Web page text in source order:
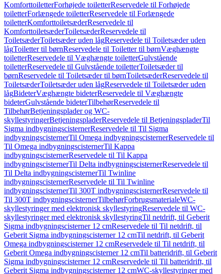
KomforttoiletterForhøjede toiletterReservedele til Forhøjede
toiletterForlængede toiletterReservedele til Forlængede
toiletterKomforttoiletsæderReservedele til
KomforttoiletsæderToiletsæderReservedele til
ToiletsæderToiletsæder uden lågReservedele til Toiletsæder uden
lågToiletter til børnReservedele til Toiletter til børnVæghængte
toiletterReservedele til Væghængte toiletterGulvstående
toiletterReservedele til Gulvstående toiletterToiletsæder til
børnReservedele til Toiletsæder til børnToiletsæderReservedele til
ToiletsæderToiletsæder uden lågReservedele til Toiletsæder uden
lågBideterVæghængte bideterReservedele til Væghængte
bideterGulvstående bideterTilbehørReservedele til
TilbehørBetjeningsplader og WC-
skyllestyringerBetjeningspladerReservedele til BetjeningspladerTil
Sigma indbygningscisternerReservedele til Til Sigma
indbygningscisternerTil Omega indbygningscisternerReservedele til
Til Omega indbygningscisternerTil Kappa
indbygningscisternerReservedele til Til Kappa
indbygningscisternerTil Delta indbygningscisternerReservedele til
Til Delta indbygningscisternerTil Twinline
indbygningscisternerReservedele til Til Twinline
indbygningscisternerTil 300T indbygningscisternerReservedele til
Til 300T indbygningscisternerTilbehørForbrugsmaterialeWC-
skyllestyringer med elektronisk skyllestyringReservedele til WC-
skyllestyringer med elektronisk skyllestyringTil netdrift, til Geberit
Sigma indbygningscisterner 12 cmReservedele til Til netdrift, til
Geberit Sigma indbygningscisterner 12 cmTil netdrift, til Geberit
Omega indbygningscisterner 12 cmReservedele til Til netdrift, til
Geberit Omega indbygningscisterner 12 cmTil batteridrift, til Geberit
Sigma indbygningscisterner 12 cmReservedele til Til batteridrift, til
Geberit Sigma indbygningscisterner 12 cmWC-skyllestyringer med